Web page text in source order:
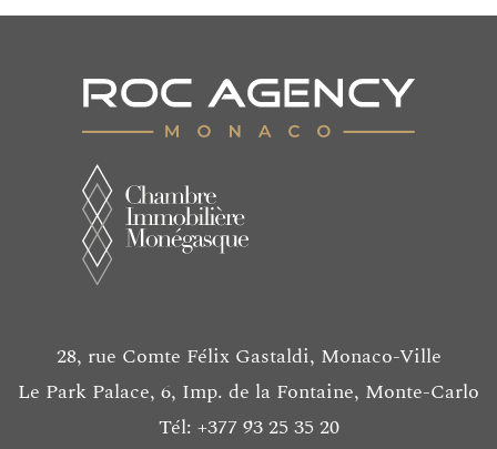
28, rue Comte Félix Gastaldi, Monaco-Ville
Le Park Palace, 6, Imp. de la Fontaine, Monte-Carlo
Tél: +377 93 25 35 20